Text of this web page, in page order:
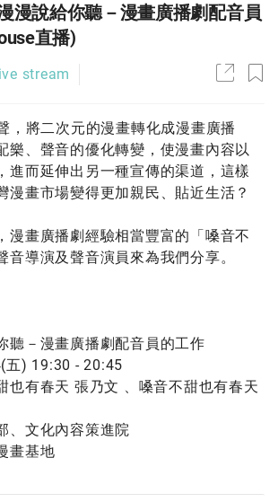
漫說給你聽－漫畫廣播劇配音員
直播)
stream
，將二次元的漫畫轉化成漫畫廣播
樂、聲音的優化轉變，使漫畫內容以
進而延伸出另一種宣傳的渠道，這樣
漫畫市場變得更加親民、貼近生活？
漫畫廣播劇經驗相當豐富的「嗓音不
音導演及聲音演員來為我們分享。
聽－漫畫廣播劇配音員的工作
) 19:30 - 20:45
也有春天 張乃文 、嗓音不甜也有春天
、文化內容策進院
畫基地